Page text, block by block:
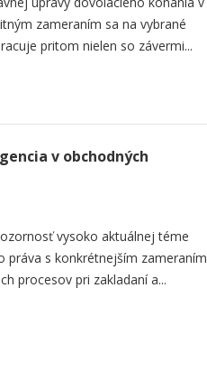
zameraním sa na vybrané
pritom nielen so závermi...
v obchodných
vysoko aktuálnej téme
práva s konkrétnejším zameraním
procesov pri zakladaní a...